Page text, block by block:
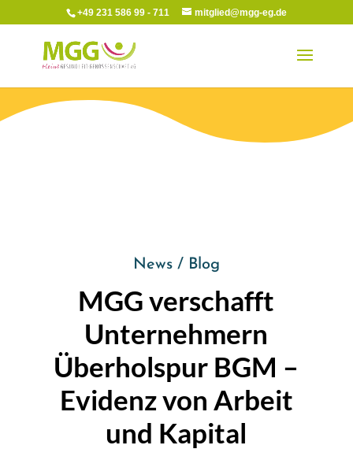
+49 231 586 99 - 711 mitglied@mgg-eg.de
News / Blog
MGG verschafft
Unternehmern
Überholspur BGM –
Evidenz von Arbeit
und Kapital